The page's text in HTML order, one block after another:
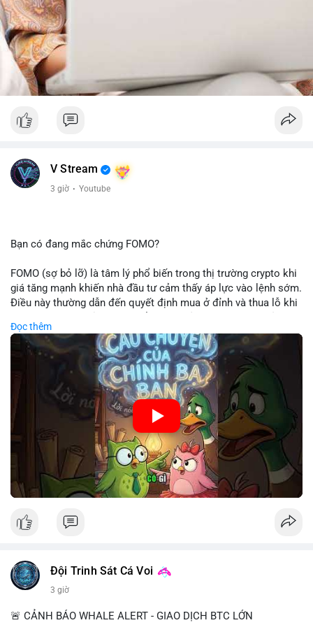
V Stream
3 giờ · Youtube
Bạn có đang mắc chứng FOMO?
FOMO (sợ bỏ lỡ) là tâm lý phổ biến trong thị trường crypto khi
giá tăng mạnh khiến nhà đầu tư cảm thấy áp lực vào lệnh sớm.
Điều này thường dẫn đến quyết định mua ở đỉnh và thua lỗ khi
chiến lược đầu tư rõ ràng.
🎥 Xem video trực tiếp tại:
Nguồn: Cú Thông Thái
Đọc thêm
Đội Trinh Sát Cá Voi
3 giờ
🚨 CẢNH BÁO WHALE ALERT - GIAO DỊCH BTC LỚN